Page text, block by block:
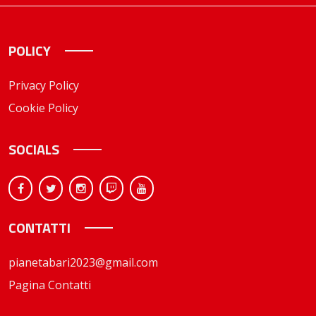
POLICY
Privacy Policy
Cookie Policy
SOCIALS
CONTATTI
pianetabari2023@gmail.com
Pagina Contatti